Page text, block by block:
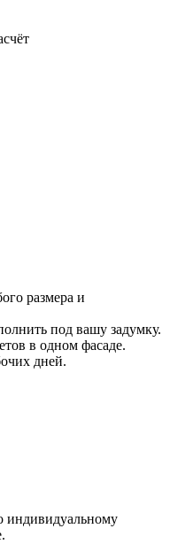
размера и
под вашу задумку.
в одном фасаде.
дней.
индивидуальному